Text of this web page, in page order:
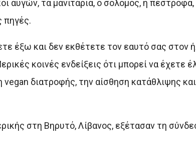
αυγών, τα μανιτάρια, ο σολομός, η
πηγές.
έξω και δεν εκθέτετε τον εαυτό σας στον
κοινές ενδείξεις ότι μπορεί να έχετε
διατροφής, την αίσθηση κατάθλιψης
στη Βηρυτό, Λίβανος, εξέτασαν τη